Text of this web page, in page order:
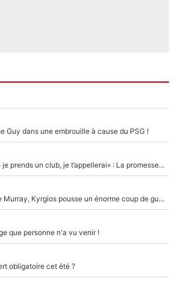
Guy dans une embrouille à cause du PSG !
Mercato - OM - «Dès que je prends un club, je t’appellerai» : La promesse de Marcelino au moment de claquer la porte
Victime de racisme contre Murray, Kyrgios pousse un énorme coup de gueule !
que personne n'a vu venir !
obligatoire cet été ?